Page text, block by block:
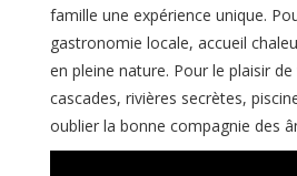
famille une expérience unique.
gastronomie locale, accueil
en pleine nature. Pour le plaisir
cascades, rivières secrètes,
oublier la bonne compagnie des